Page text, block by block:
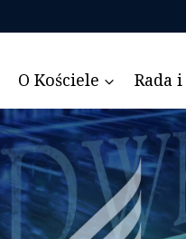
O Kościele Rada